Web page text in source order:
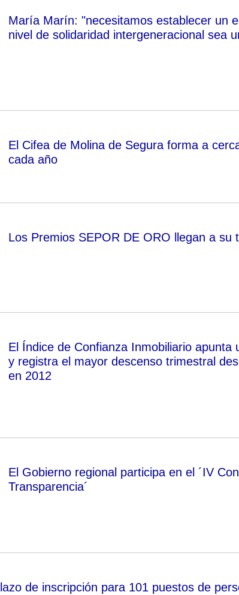
María Marín: "necesitamos establecer un
nivel de solidaridad intergeneracional sea
El Cifea de Molina de Segura forma a
cada año
Los Premios SEPOR DE ORO llegan a su
El Índice de Confianza Inmobiliario apunta
y registra el mayor descenso trimestral
en 2012
El Gobierno regional participa en el ´IV
Transparencia´
de inscripción para 101 puestos de